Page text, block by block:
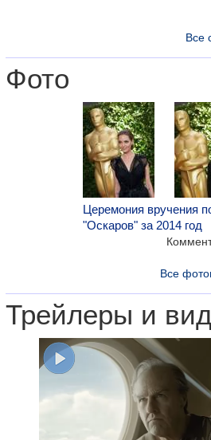
Все
Фото
Церемония вручения
"Оскаров" за 2014 год
Все
Трейлеры и